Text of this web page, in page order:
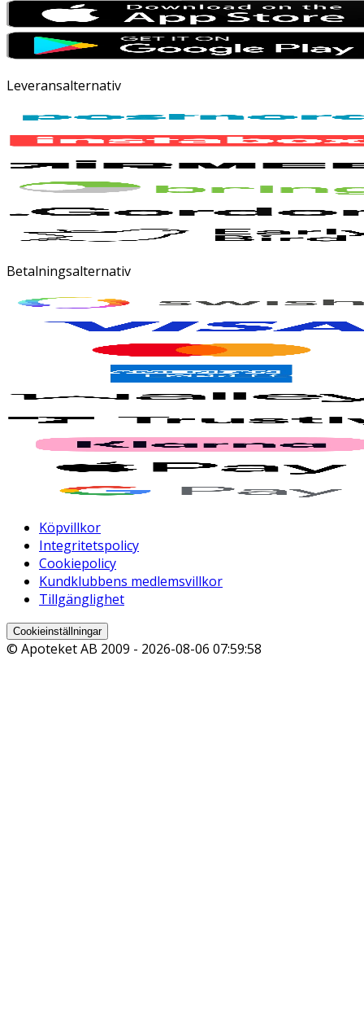
Leveransalternativ
Betalningsalternativ
Köpvillkor
Integritetspolicy
Cookiepolicy
Kundklubbens medlemsvillkor
Tillgänglighet
Cookieinställningar
© Apoteket AB 2009 - 2026-08-06 07:59:58